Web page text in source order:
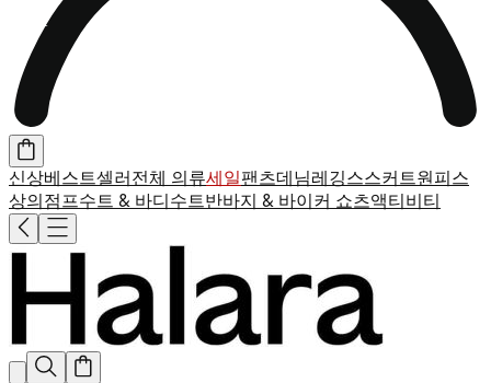
신상베스트셀러 전체 의류세일팬츠데님레깅스스커트원피스
상의 점프수트 & 바디수트반바지 & 바이커 쇼츠액티비티